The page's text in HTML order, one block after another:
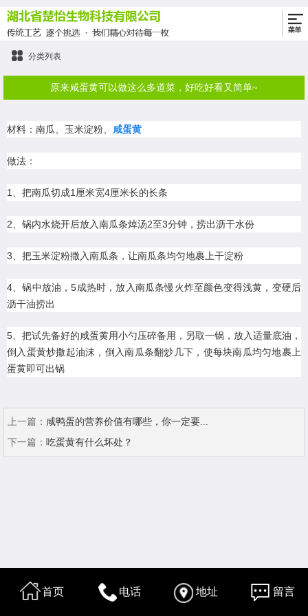
分类列表
原来咸蛋黄可以做这么多道菜，好吃好看又简单~
材料：南瓜、玉米淀粉、 咸蛋黄
做法：
1、把南瓜切成1厘米宽4厘米长的长条
2、锅内水烧开后放入南瓜条焯汤2至3分钟，捞出沥干水份
3、把玉米淀粉撒入南瓜条，让南瓜条均匀地裹上干淀粉
4、锅中放油，5成热时，放入南瓜条慢火炸至颜色变得浅黄，变硬后
沥干油捞出
5、把试先备好的咸蛋黄用小勺压碎备用，另取一锅，放入适量底油，
倒入蛋黄炒撒起油沫，倒入南瓜条翻炒几下，使每块南瓜均匀地裹上
蛋黄即可出锅
上一篇： 咸鸭蛋的营养价值有哪些，你一定要...
下一篇： 吃蛋黄有什么坏处？
首页 电话 地址 留言